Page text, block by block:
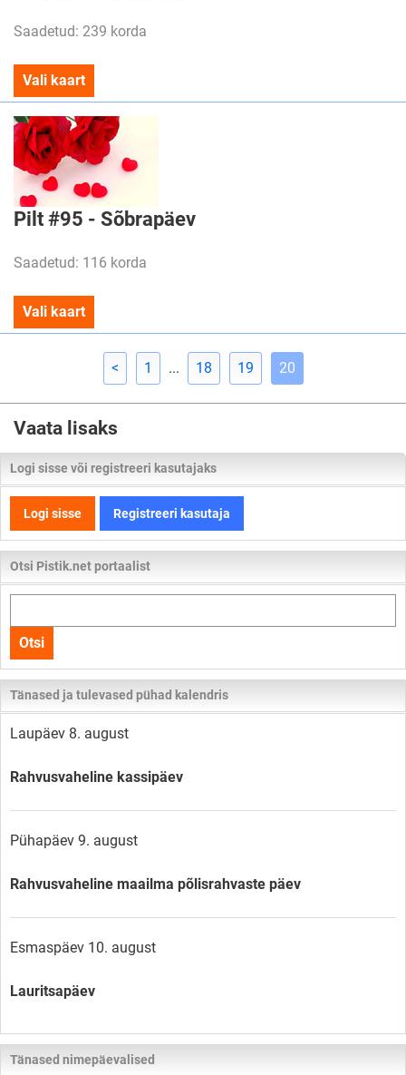
Saadetud: 239 korda
Vali kaart
Pilt #95 - Sõbrapäev
Saadetud: 116 korda
Vali kaart
< 1 ... 18 19 20
Vaata lisaks
Logi sisse või registreeri kasutajaks
Logi sisse Registreeri kasutaja
Otsi Pistik.net portaalist
kogu
lehelt
Otsi
Tänased ja tulevased pühad kalendris
Laupäev 8. august
Rahvusvaheline kassipäev
Pühapäev 9. august
Rahvusvaheline maailma põlisrahvaste päev
Esmaspäev 10. august
Lauritsapäev
Tänased nimepäevalised